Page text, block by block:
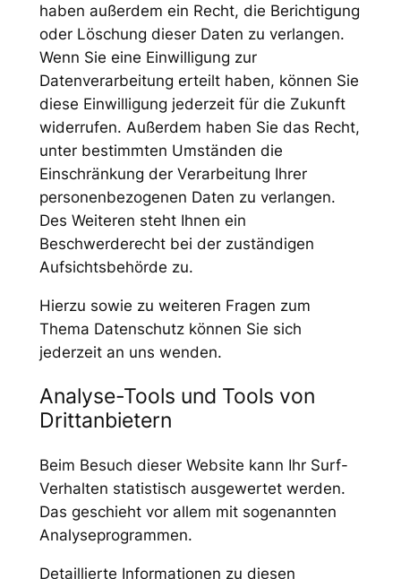
haben außerdem ein Recht, die Berichtigung
oder Löschung dieser Daten zu verlangen.
Wenn Sie eine Einwilligung zur
Datenverarbeitung erteilt haben, können Sie
diese Einwilligung jederzeit für die Zukunft
widerrufen. Außerdem haben Sie das Recht,
unter bestimmten Umständen die
Einschränkung der Verarbeitung Ihrer
personenbezogenen Daten zu verlangen.
Des Weiteren steht Ihnen ein
Beschwerderecht bei der zuständigen
Aufsichtsbehörde zu.
Hierzu sowie zu weiteren Fragen zum
Thema Datenschutz können Sie sich
jederzeit an uns wenden.
Analyse-Tools und Tools von
Dritt­anbietern
Beim Besuch dieser Website kann Ihr Surf-
Verhalten statistisch ausgewertet werden.
Das geschieht vor allem mit sogenannten
Analyseprogrammen.
Detaillierte Informationen zu diesen